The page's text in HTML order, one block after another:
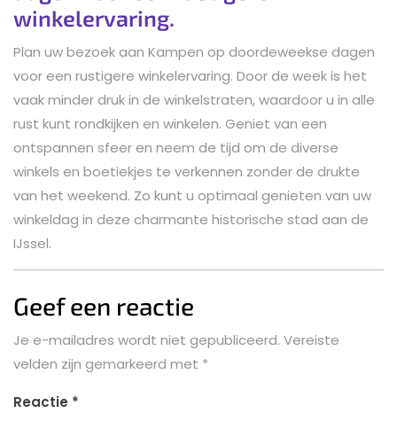
winkelervaring.
Plan uw bezoek aan Kampen op doordeweekse dagen
voor een rustigere winkelervaring. Door de week is het
vaak minder druk in de winkelstraten, waardoor u in alle
rust kunt rondkijken en winkelen. Geniet van een
ontspannen sfeer en neem de tijd om de diverse
winkels en boetiekjes te verkennen zonder de drukte
van het weekend. Zo kunt u optimaal genieten van uw
winkeldag in deze charmante historische stad aan de
IJssel.
Geef een reactie
Je e-mailadres wordt niet gepubliceerd. Vereiste
velden zijn gemarkeerd met *
Reactie *